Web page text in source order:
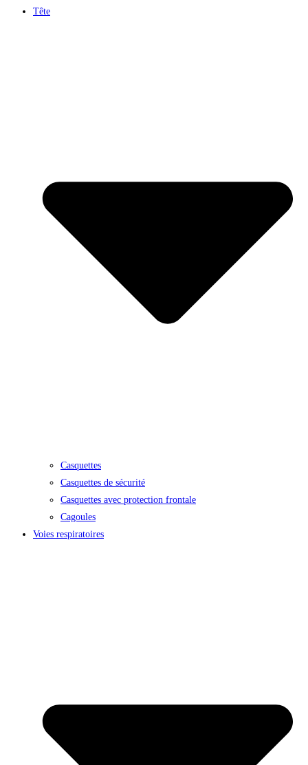
Tête
Casquettes
Casquettes de sécurité
Casquettes avec protection frontale
Cagoules
Voies respiratoires